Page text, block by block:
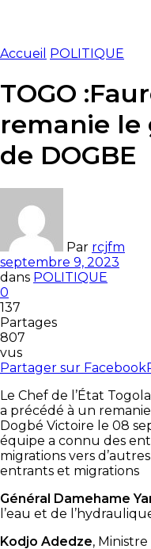
Accueil POLITIQUE
TOGO
remanie
de DOGBE
Par rcjfm
septembre 9, 2023
dans POLITIQUE
0
137
Partages
807
vus
Partager sur Facebook
Le Chef de l’État
a précédé à un
Dogbé Victoire le 08
équipe a connu des
migrations vers
entrants et migrations
Général Damehame
l’eau et de
Kodjo Adedze,